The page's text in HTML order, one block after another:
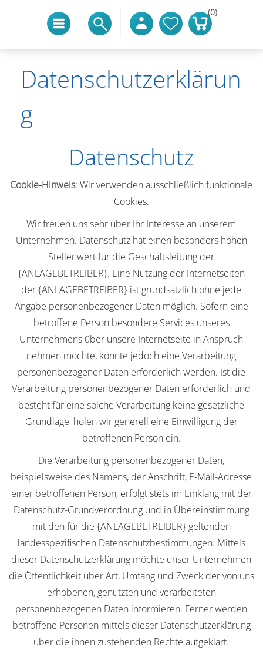
(0)
Datenschutzerklärun
G
Datenschutz
Cookie-Hinweis: Wir verwenden ausschließlich funktionale
Cookies.
Wir freuen uns sehr über Ihr Interesse an unserem
Unternehmen. Datenschutz hat einen besonders hohen
Stellenwert für die Geschäftsleitung der
{ANLAGEBETREIBER}. Eine Nutzung der Internetseiten
der {ANLAGEBETREIBER} ist grundsätzlich ohne jede
Angabe personenbezogener Daten möglich. Sofern eine
betroffene Person besondere Services unseres
Unternehmens über unsere Internetseite in Anspruch
nehmen möchte, könnte jedoch eine Verarbeitung
personenbezogener Daten erforderlich werden. Ist die
Verarbeitung personenbezogener Daten erforderlich und
besteht für eine solche Verarbeitung keine gesetzliche
Grundlage, holen wir generell eine Einwilligung der
betroffenen Person ein.
Die Verarbeitung personenbezogener Daten,
beispielsweise des Namens, der Anschrift, E-Mail-Adresse
einer betroffenen Person, erfolgt stets im Einklang mit der
Datenschutz-Grundverordnung und in Übereinstimmung
mit den für die {ANLAGEBETREIBER} geltenden
landesspezifischen Datenschutzbestimmungen. Mittels
dieser Datenschutzerklärung möchte unser Unternehmen
die Öffentlichkeit über Art, Umfang und Zweck der von uns
erhobenen, genutzten und verarbeiteten
personenbezogenen Daten informieren. Ferner werden
betroffene Personen mittels dieser Datenschutzerklärung
über die ihnen zustehenden Rechte aufgeklärt.